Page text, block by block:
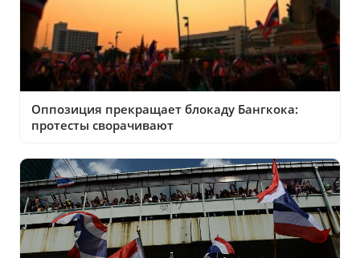
Оппозиция прекращает блокаду Бангкока:
протесты сворачивают